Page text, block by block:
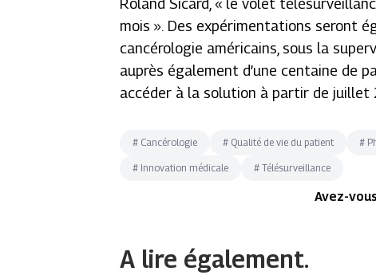
Roland Sicard, « le volet
mois ». Des expérimentations seront
cancérologie américains, sous la
auprès également d’une centaine de
accéder à la solution à partir de juillet
# Cancérologie # Qualité de vie du patient #
# Innovation médicale #Télésurveillance
Avez-
A lire également.